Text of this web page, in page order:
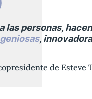
las personas,
,
de Esteve